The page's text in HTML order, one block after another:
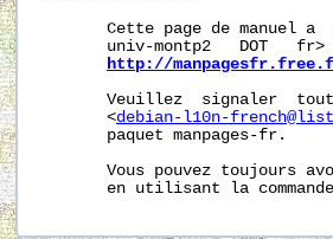
Cette page de manuel a
univ-montp2   DOT
http://
Veuillez  signaler
       <
debian-l10n-
       paquet manpages-fr.
Vous pouvez toujours
en utilisant la